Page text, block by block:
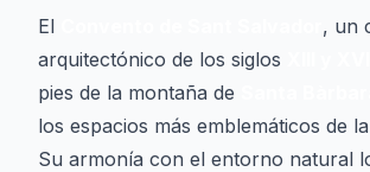
El
, un
arquitectónico de los siglos
pies de la montaña de
los espacios más emblemáticos de la
Su armonía con el entorno natural